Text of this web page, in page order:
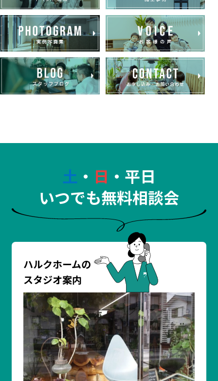
土 ・ 日 ・平日
いつでも無料相談会
ハルクホームの
スタジオ案内